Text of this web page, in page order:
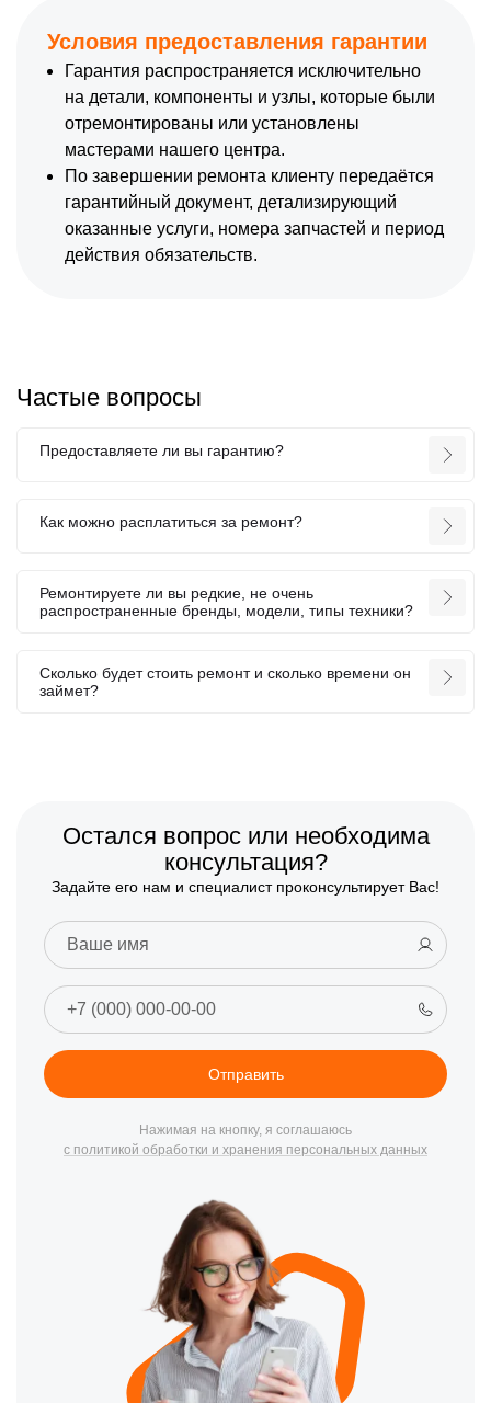
Условия предоставления гарантии
Гарантия распространяется исключительно
на детали, компоненты и узлы, которые были
отремонтированы или установлены
мастерами нашего центра.
По завершении ремонта клиенту передаётся
гарантийный документ, детализирующий
оказанные услуги, номера запчастей и период
действия обязательств.
Частые вопросы
Предоставляете ли вы гарантию?
Как можно расплатиться за ремонт?
Ремонтируете ли вы редкие, не очень
распространенные бренды, модели, типы техники?
Сколько будет стоить ремонт и сколько времени он
займет?
Остался вопрос или необходима
консультация?
Задайте его нам и специалист проконсультирует Вас!
Отправить
Нажимая на кнопку, я соглашаюсь
с политикой обработки и хранения персональных данных